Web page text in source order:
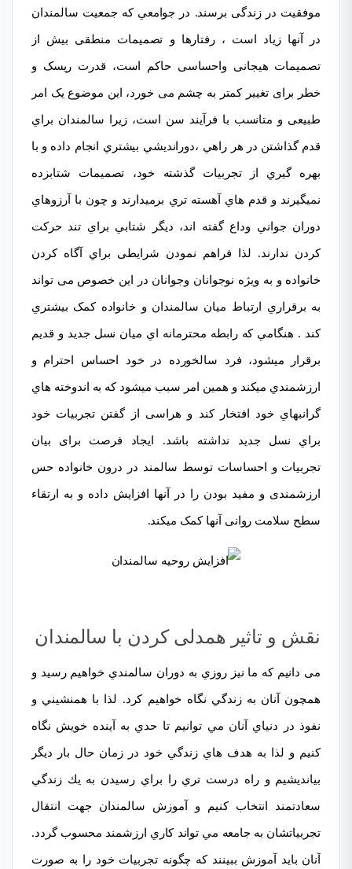
موفقیت در زندگی برسند. در جوامعي كه جمعیت سالمندان
در آنھا زیاد است ، رفتارها و تصمیمات منطقی بیش از
تصمیمات هیجانی واحساسی حاکم است، قدرت ریسک و
خطر برای تغییر کمتر به چشم می خورد، این موضوع یک امر
طبیعی و متانسب با فرآیند سن است، زیرا سالمندان براي
قدم گذاشتن در هر راهي ،دوراندیشي بیشتري انجام داده و با
بھره گیري از تجربیات گذشته خود، تصمیمات شتابزده
نمیگیرند و قدم هاي آهسته تري برمیدارند و چون با آرزوهاي
دوران جواني وداع گفته اند، دیگر شتابي براي تند حركت
كردن ندارند. لذا فراهم نمودن شرایطی براي آگاه کردن
خانواده و به ویژه نوجوانان وجوانان در این خصوص می تواند
به برقراري ارتباط میان سالمندان و خانواده کمک بیشتري
کند . هنگامي كه رابطه محترمانه اي میان نسل جدید و قدیم
برقرار میشود، فرد سالخورده در خود احساس احترام و
ارزشمندي میكند و همین امر سبب میشود كه به اندوخته هاي
گرانبھاي خود افتخار كند و هراسی از گفتن تجربیات خود
براي نسل جدید نداشته باشد. ایجاد فرصت برای بیان
تجربیات و احساسات توسط سالمند در درون خانواده حس
ارزشمندی و مفید بودن را در آنھا افزایش داده و به ارتقاء
سطح سلامت روانی آنھا کمک میکند.
نقش و تاثیر همدلی کردن با سالمندان
می دانیم که ما نیز روزي به دوران سالمندي خواهیم رسید و
همچون آنان به زندگي نگاه خواهیم كرد. لذا با همنشیني و
نفوذ در دنیاي آنان مي توانیم تا حدي به آینده خویش نگاه
كنیم و لذا به هدف هاي زندگي خود در زمان حال بار دیگر
بیاندیشیم و راه درست تري را براي رسیدن به یك زندگي
سعادتمند انتخاب كنیم و آموزش سالمندان جھت انتقال
تجربیاتشان به جامعه مي تواند كاري ارزشمند محسوب گردد.
آنان باید آموزش ببینند كه چگونه تجربیات خود را به صورت